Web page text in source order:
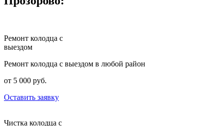
Ремонт колодца с
выездом
Ремонт колодца с выездом в любой район
от 5 000 руб.
Оставить заявку
Чистка колодца с